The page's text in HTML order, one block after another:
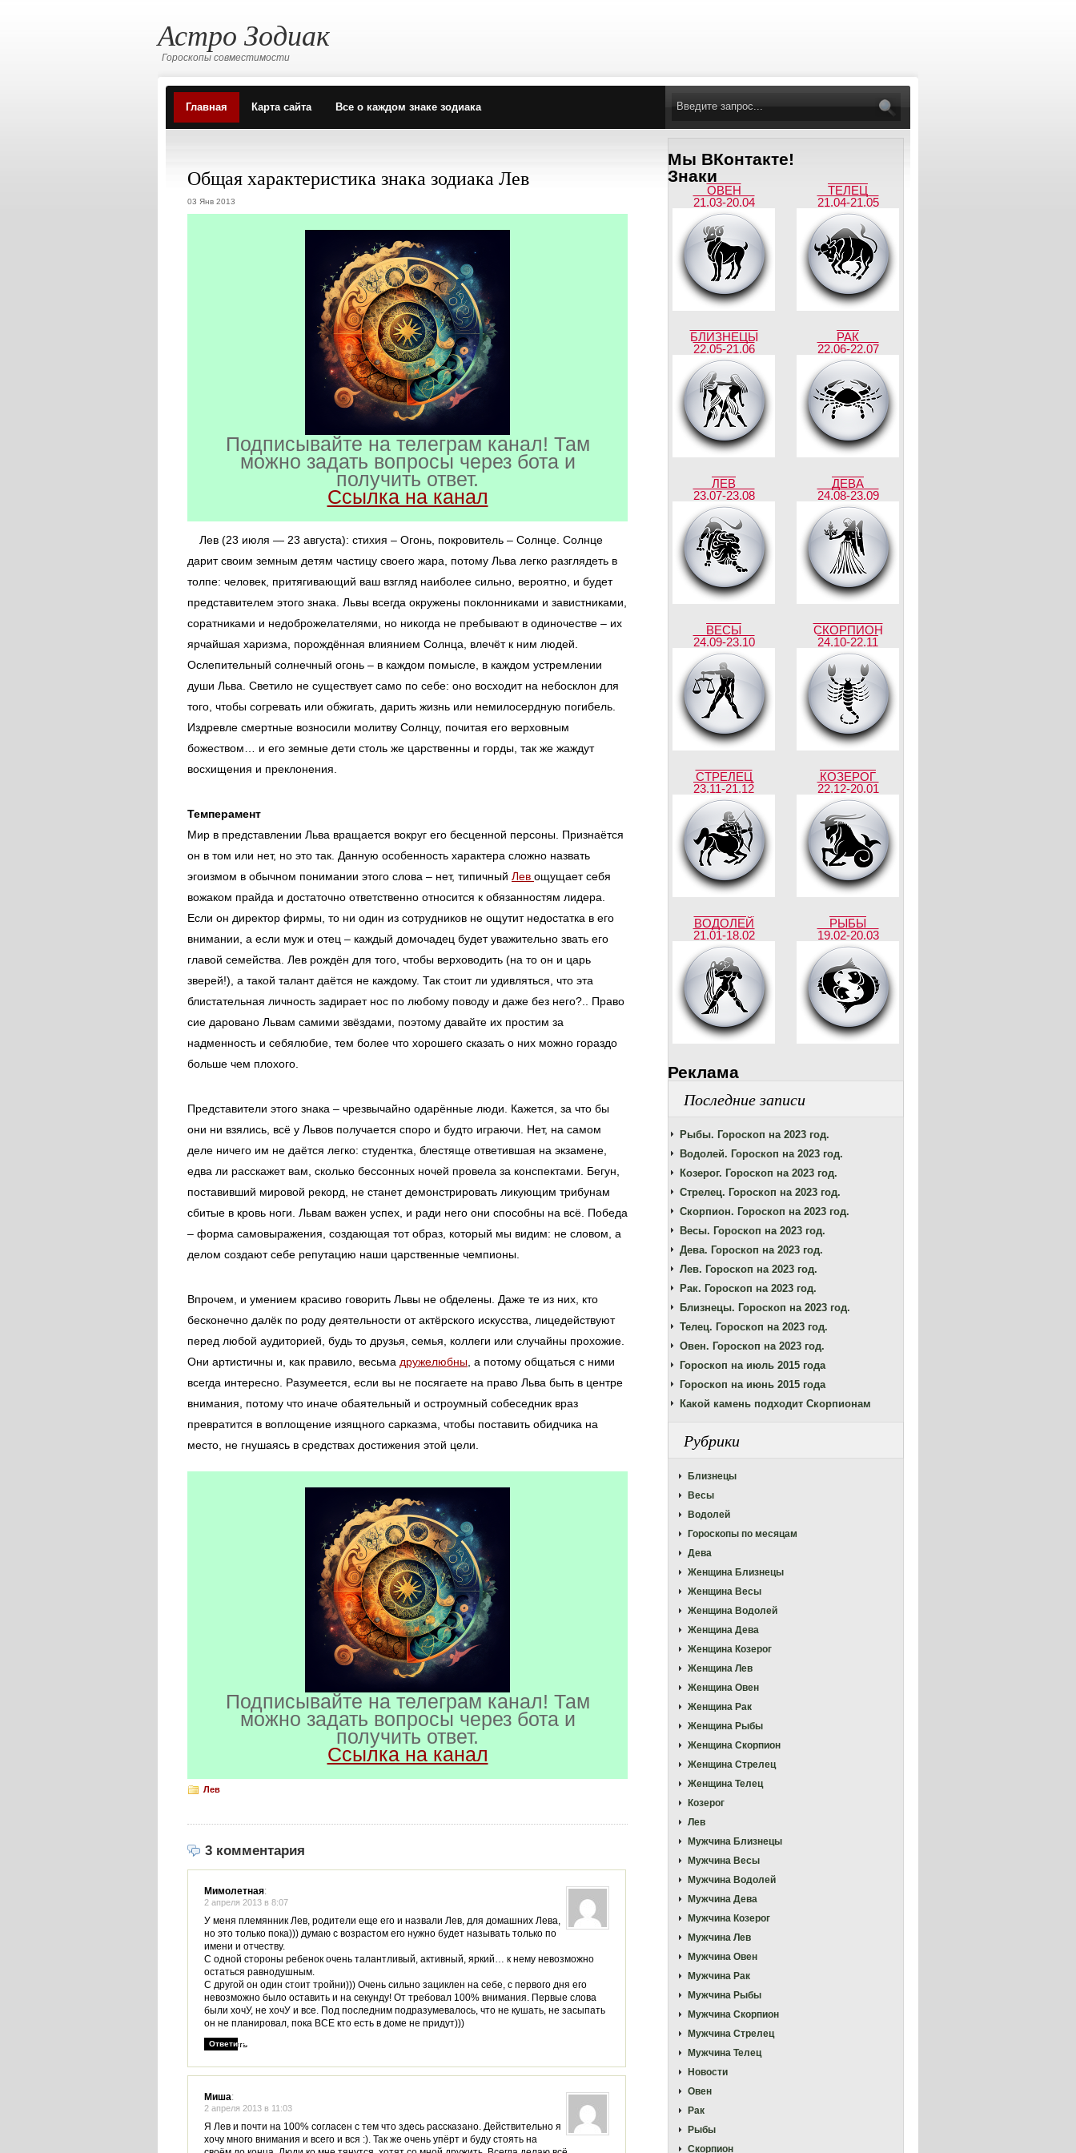
Астро Зодиак
Гороскопы совместимости
Главная Карта сайта Все о каждом знаке зодиака
Мы ВКонтакте!
Знаки
ОВЕН
21.03-20.04
ТЕЛЕЦ
21.04-21.05
БЛИЗНЕЦЫ
22.05-21.06
РАК
22.06-22.07
ЛЕВ
23.07-23.08
ДЕВА
24.08-23.09
ВЕСЫ
24.09-23.10
СКОРПИОН
24.10-22.11
СТРЕЛЕЦ
23.11-21.12
КОЗЕРОГ
22.12-20.01
ВОДОЛЕЙ
21.01-18.02
РЫБЫ
19.02-20.03
Реклама
Последние записи
Рыбы. Гороскоп на 2023 год.
Водолей. Гороскоп на 2023 год.
Козерог. Гороскоп на 2023 год.
Стрелец. Гороскоп на 2023 год.
Скорпион. Гороскоп на 2023 год.
Весы. Гороскоп на 2023 год.
Дева. Гороскоп на 2023 год.
Лев. Гороскоп на 2023 год.
Рак. Гороскоп на 2023 год.
Близнецы. Гороскоп на 2023 год.
Телец. Гороскоп на 2023 год.
Овен. Гороскоп на 2023 год.
Гороскоп на июль 2015 года
Гороскоп на июнь 2015 года
Какой камень подходит Скорпионам
Рубрики
Близнецы
Весы
Водолей
Гороскопы по месяцам
Дева
Женщина Близнецы
Женщина Весы
Женщина Водолей
Женщина Дева
Женщина Козерог
Женщина Лев
Женщина Овен
Женщина Рак
Женщина Рыбы
Женщина Скорпион
Женщина Стрелец
Женщина Телец
Козерог
Лев
Мужчина Близнецы
Мужчина Весы
Мужчина Водолей
Мужчина Дева
Мужчина Козерог
Мужчина Лев
Мужчина Овен
Мужчина Рак
Мужчина Рыбы
Мужчина Скорпион
Мужчина Стрелец
Мужчина Телец
Новости
Овен
Рак
Рыбы
Скорпион
Общая характеристика знака зодиака Лев
03 Янв 2013
Подписывайте на телеграм канал! Там
можно задать вопросы через бота и
получить ответ.
Ссылка на канал
Лев (23 июля — 23 августа): стихия – Огонь, покровитель – Солнце. Солнце
дарит своим земным детям частицу своего жара, потому Льва легко разглядеть в
толпе: человек, притягивающий ваш взгляд наиболее сильно, вероятно, и будет
представителем этого знака. Львы всегда окружены поклонниками и завистниками,
соратниками и недоброжелателями, но никогда не пребывают в одиночестве – их
ярчайшая харизма, порождённая влиянием Солнца, влечёт к ним людей.
Ослепительный солнечный огонь – в каждом помысле, в каждом устремлении
души Льва. Светило не существует само по себе: оно восходит на небосклон для
того, чтобы согревать или обжигать, дарить жизнь или немилосердную погибель.
Издревле смертные возносили молитву Солнцу, почитая его верховным
божеством… и его земные дети столь же царственны и горды, так же жаждут
восхищения и преклонения.
Темперамент
Мир в представлении Льва вращается вокруг его бесценной персоны. Признаётся
он в том или нет, но это так. Данную особенность характера сложно назвать
эгоизмом в обычном понимании этого слова – нет, типичный Лев ощущает себя
вожаком прайда и достаточно ответственно относится к обязанностям лидера.
Если он директор фирмы, то ни один из сотрудников не ощутит недостатка в его
внимании, а если муж и отец – каждый домочадец будет уважительно звать его
главой семейства. Лев рождён для того, чтобы верховодить (на то он и царь
зверей!), а такой талант даётся не каждому. Так стоит ли удивляться, что эта
блистательная личность задирает нос по любому поводу и даже без него?.. Право
сие даровано Львам самими звёздами, поэтому давайте их простим за
надменность и себялюбие, тем более что хорошего сказать о них можно гораздо
больше чем плохого.
Представители этого знака – чрезвычайно одарённые люди. Кажется, за что бы
они ни взялись, всё у Львов получается споро и будто играючи. Нет, на самом
деле ничего им не даётся легко: студентка, блестяще ответившая на экзамене,
едва ли расскажет вам, сколько бессонных ночей провела за конспектами. Бегун,
поставивший мировой рекорд, не станет демонстрировать ликующим трибунам
сбитые в кровь ноги. Львам важен успех, и ради него они способны на всё. Победа
– форма самовыражения, создающая тот образ, который мы видим: не словом, а
делом создают себе репутацию наши царственные чемпионы.
Впрочем, и умением красиво говорить Львы не обделены. Даже те из них, кто
бесконечно далёк по роду деятельности от актёрского искусства, лицедействуют
перед любой аудиторией, будь то друзья, семья, коллеги или случайны прохожие.
Они артистичны и, как правило, весьма дружелюбны , а потому общаться с ними
всегда интересно. Разумеется, если вы не посягаете на право Льва быть в центре
внимания, потому что иначе обаятельный и остроумный собеседник враз
превратится в воплощение изящного сарказма, чтобы поставить обидчика на
место, не гнушаясь в средствах достижения этой цели.
Подписывайте на телеграм канал! Там
можно задать вопросы через бота и
получить ответ.
Ссылка на канал
Лев
3 комментария
Мимолетная:
2 апреля 2013 в 8:07
У меня племянник Лев, родители еще его и назвали Лев, для домашних Лева,
но это только пока))) думаю с возрастом его нужно будет называть только по
имени и отчеству.
С одной стороны ребенок очень талантливый, активный, яркий… к нему невозможно
остаться равнодушным.
С другой он один стоит тройни))) Очень сильно зациклен на себе, с первого дня его
невозможно было оставить и на секунду! От требовал 100% внимания. Первые слова
были хочУ, не хочУ и все. Под последним подразумевалось, что не кушать, не засыпать
он не планировал, пока ВСЕ кто есть в доме не придут)))
Ответить
Миша:
2 апреля 2013 в 11:03
Я Лев и почти на 100% согласен с тем что здесь рассказано. Действительно я
хочу много внимания и всего и вся :). Так же очень упёрт и буду стоять на